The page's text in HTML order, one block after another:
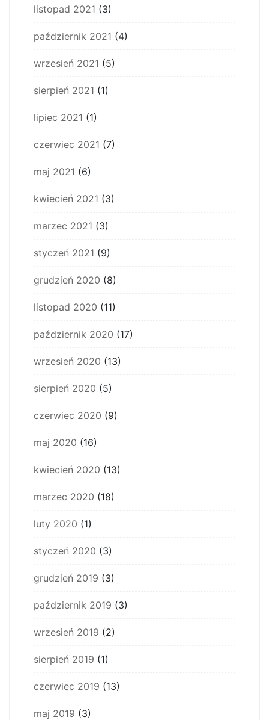
listopad 2021 (3)
październik 2021 (4)
wrzesień 2021 (5)
sierpień 2021 (1)
lipiec 2021 (1)
czerwiec 2021 (7)
maj 2021 (6)
kwiecień 2021 (3)
marzec 2021 (3)
styczeń 2021 (9)
grudzień 2020 (8)
listopad 2020 (11)
październik 2020 (17)
wrzesień 2020 (13)
sierpień 2020 (5)
czerwiec 2020 (9)
maj 2020 (16)
kwiecień 2020 (13)
marzec 2020 (18)
luty 2020 (1)
styczeń 2020 (3)
grudzień 2019 (3)
październik 2019 (3)
wrzesień 2019 (2)
sierpień 2019 (1)
czerwiec 2019 (13)
maj 2019 (3)